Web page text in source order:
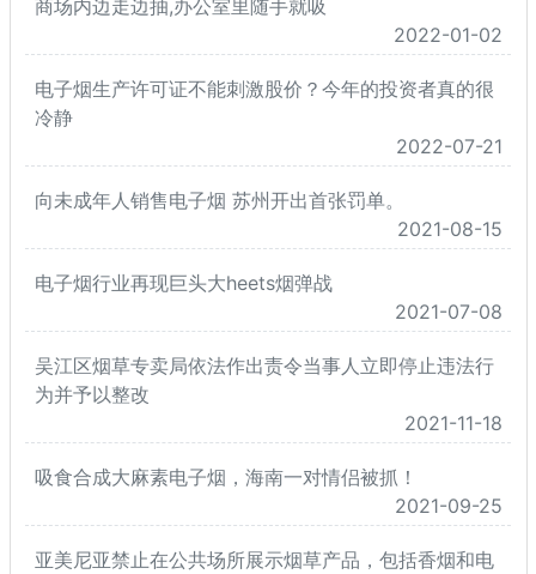
商场内边走边抽,办公室里随手就吸
2022-01-02
电子烟生产许可证不能刺激股价？今年的投资者真的很
冷静
2022-07-21
向未成年人销售电子烟 苏州开出首张罚单。
2021-08-15
电子烟行业再现巨头大heets烟弹战
2021-07-08
吴江区烟草专卖局依法作出责令当事人立即停止违法行
为并予以整改
2021-11-18
吸食合成大麻素电子烟，海南一对情侣被抓！
2021-09-25
亚美尼亚禁止在公共场所展示烟草产品，包括香烟和电